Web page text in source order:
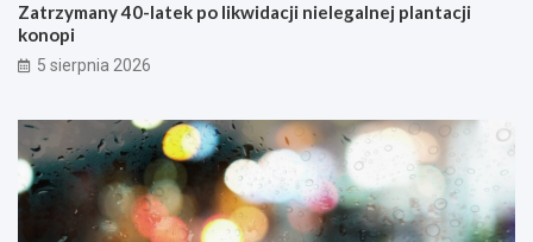
Zatrzymany 40-latek po likwidacji nielegalnej plantacji
konopi
5 sierpnia 2026